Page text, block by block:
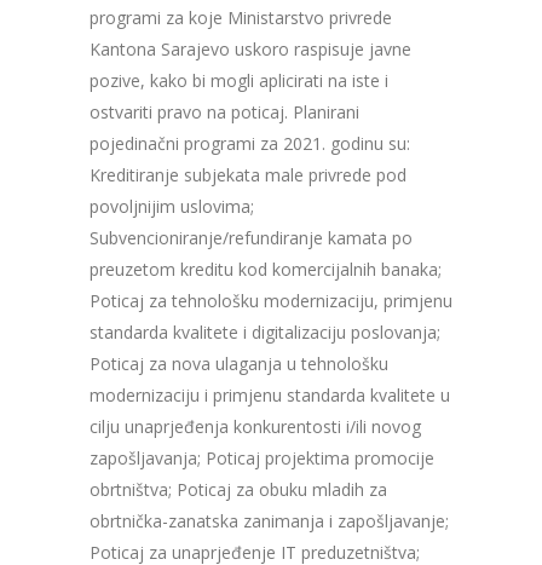
programi za koje Ministarstvo privrede
Kantona Sarajevo uskoro raspisuje javne
pozive, kako bi mogli aplicirati na iste i
ostvariti pravo na poticaj. Planirani
pojedinačni programi za 2021. godinu su:
Kreditiranje subjekata male privrede pod
povoljnijim uslovima;
Subvencioniranje/refundiranje kamata po
preuzetom kreditu kod komercijalnih banaka;
Poticaj za tehnološku modernizaciju, primjenu
standarda kvalitete i digitalizaciju poslovanja;
Poticaj za nova ulaganja u tehnološku
modernizaciju i primjenu standarda kvalitete u
cilju unaprjeđenja konkurentosti i/ili novog
zapošljavanja; Poticaj projektima promocije
obrtništva; Poticaj za obuku mladih za
obrtnička-zanatska zanimanja i zapošljavanje;
Poticaj za unaprjeđenje IT preduzetništva;